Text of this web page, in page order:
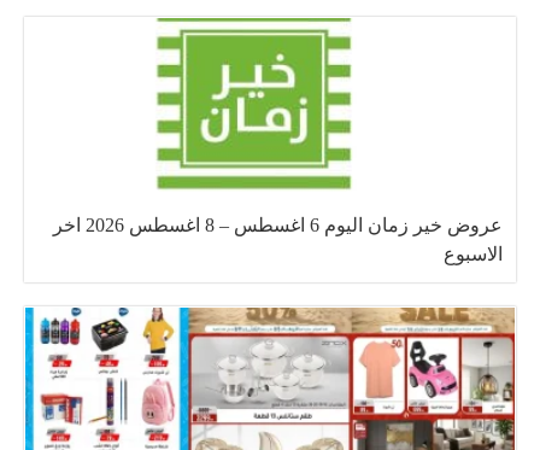
عروض خير زمان اليوم 6 اغسطس – 8 اغسطس 2026 اخر
الاسبوع